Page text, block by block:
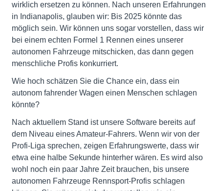
wirklich ersetzen zu können. Nach unseren Erfahrungen
in Indianapolis, glauben wir: Bis 2025 könnte das
möglich sein. Wir können uns sogar vorstellen, dass wir
bei einem echten Formel 1 Rennen eines unserer
autonomen Fahrzeuge mitschicken, das dann gegen
menschliche Profis konkurriert.
Wie hoch schätzen Sie die Chance ein, dass ein
autonom fahrender Wagen einen Menschen schlagen
könnte?
Nach aktuellem Stand ist unsere Software bereits auf
dem Niveau eines Amateur-Fahrers. Wenn wir von der
Profi-Liga sprechen, zeigen Erfahrungswerte, dass wir
etwa eine halbe Sekunde hinterher wären. Es wird also
wohl noch ein paar Jahre Zeit brauchen, bis unsere
autonomen Fahrzeuge Rennsport-Profis schlagen